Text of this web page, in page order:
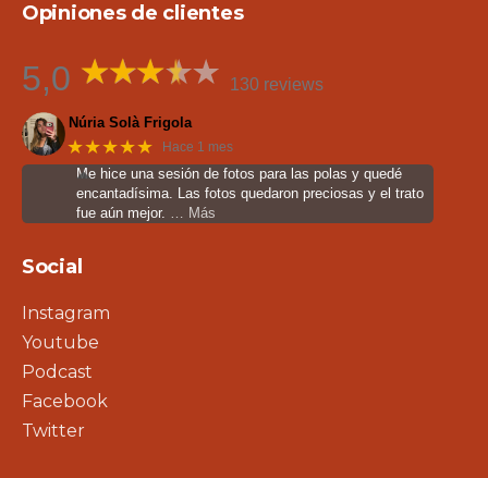
Opiniones de clientes
5,0 130 reviews
Núria Solà Frigola
★★★★★ Hace 1 mes
Me hice una sesión de fotos para las polas y quedé
encantadísima. Las fotos quedaron preciosas y el trato
fue aún mejor. … Más
Social
Instagram
Youtube
Podcast
Facebook
Twitter